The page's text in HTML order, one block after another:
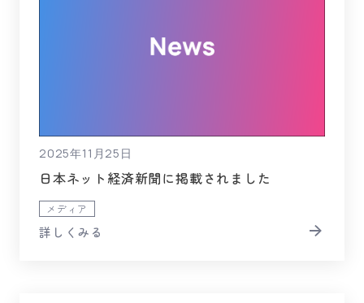
2025年11月25日
日本ネット経済新聞に掲載されました
メディア
詳しくみる